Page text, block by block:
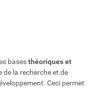
basesthéoriques et
de la recherche et de
Ceci permet